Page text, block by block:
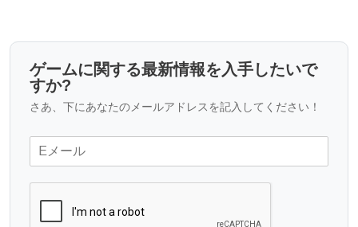
ゲームに関する最新情報を入手したいで
すか?
さあ、下にあなたのメールアドレスを記入してください！